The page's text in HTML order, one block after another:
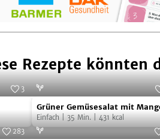
Rezepte könnten
3
Grüner
Gemüsesalat
mit
Foto:
Grüner Gemüsesalat mit
Einfach| 35 Min.| 431 kcal
283